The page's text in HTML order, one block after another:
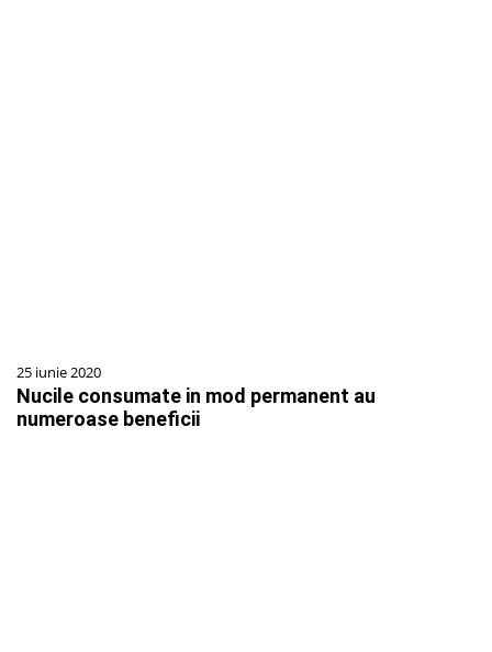
25 iunie 2020
Nucile consumate in mod permanent au
numeroase beneficii